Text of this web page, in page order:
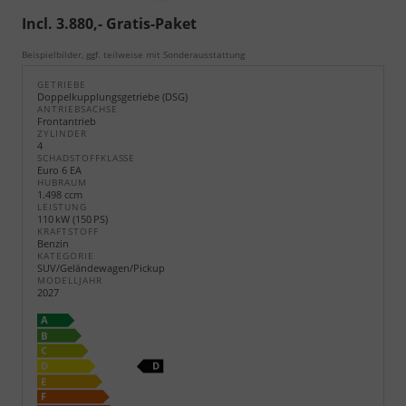
Incl. 3.880,- Gratis-Paket
Beispielbilder, ggf. teilweise mit Sonderausstattung
GETRIEBE
Doppelkupplungsgetriebe (DSG)
ANTRIEBSACHSE
Frontantrieb
ZYLINDER
4
SCHADSTOFFKLASSE
Euro 6 EA
HUBRAUM
1.498 ccm
LEISTUNG
110 kW (150 PS)
KRAFTSTOFF
Benzin
KATEGORIE
SUV/Geländewagen/Pickup
MODELLJAHR
2027